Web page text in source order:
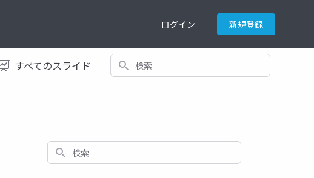
ログイン 新規登録
すべてのスライド 検索
検索